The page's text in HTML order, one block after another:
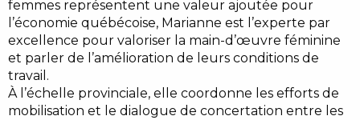
femmes représentent une valeur ajoutée pour
l’économie québécoise, Marianne est l’experte par
excellence pour valoriser la main-d’œuvre féminine
et parler de l’amélioration de leurs conditions de
travail.
À l’échelle provinciale, elle coordonne les efforts de
mobilisation et le dialogue de concertation entre les